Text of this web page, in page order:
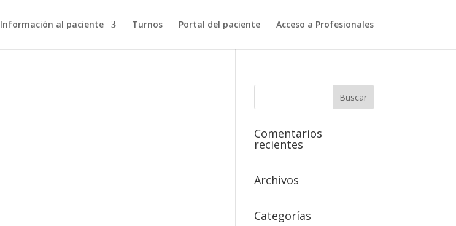
Información al paciente Turnos Portal del paciente Acceso a Profesionales
Comentarios
recientes
Archivos
Categorías